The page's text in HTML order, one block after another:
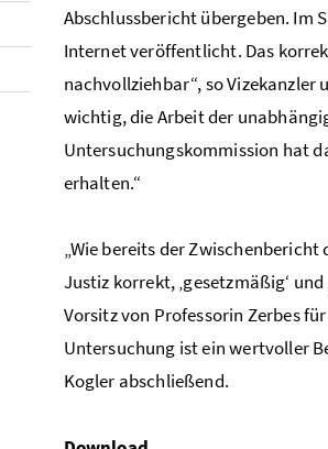
Abschlussbericht übergeben. Im
Internet veröffentlicht. Das
nachvollziehbar“, so Vizekanzler
wichtig, die Arbeit der
Untersuchungskommission hat
erhalten.“
„Wie bereits der
Justiz korrekt, ‚gesetzmäßig‘
Vorsitz von Professorin Zerbes
Untersuchung ist ein wertvoller
Kogler abschließend.